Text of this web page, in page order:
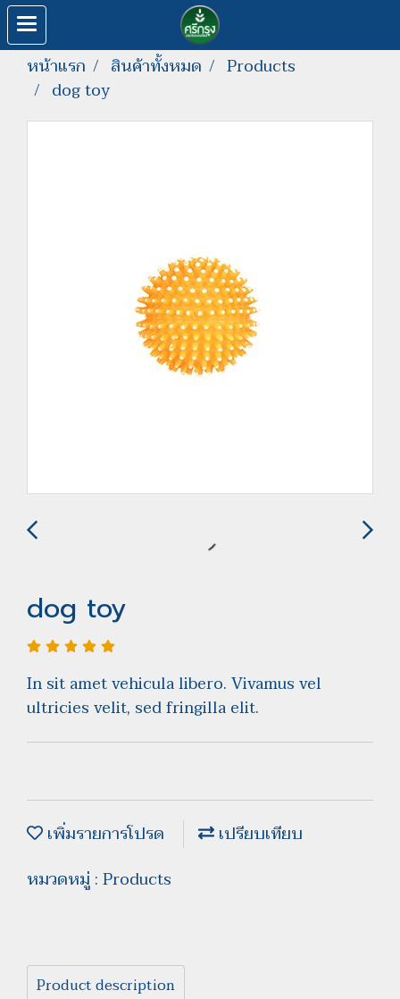
หน้าแรก สินค้าทั้งหมด
Products
dog toy
dog toy
In sit amet vehicula libero. Vivamus vel
ultricies velit, sed fringilla elit.
เพิ่มรายการโปรด
เปรียบเทียบ
หมวดหมู่ :Products
Product description